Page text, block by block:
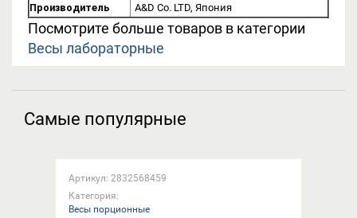
Производитель
A&D Co. LTD, Япония
Посмотрите больше товаров в категории
Весы лабораторные
Самые популярные
Артикул: 2832568459
Категория:
Весы порционные